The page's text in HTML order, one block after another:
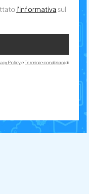
l'informativa sul
PolicyeTermini e condizionidi